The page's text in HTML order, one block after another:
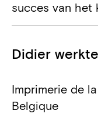
succes van het
Projecten
Didier
Imprimerie de
Belgique